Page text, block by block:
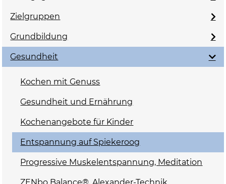
Zielgruppen
Grundbildung
Gesundheit
Kochen mit Genuss
Gesundheit und Ernährung
Kochenangebote für Kinder
Entspannung auf Spiekeroog
Progressive Muskelentspannung, Meditation